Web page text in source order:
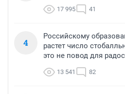
17 995 41
4
Российскому
растет число
это не повод для
13 541 82